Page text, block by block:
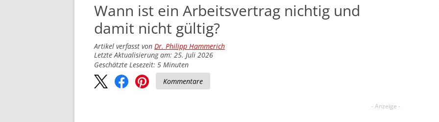
Wann ist ein Arbeitsvertrag nichtig und
damit nicht gültig?
Artikel verfasst von Dr. Philipp Hammerich
Letzte Aktualisierung am: 25. Juli 2026
Geschätzte Lesezeit: 5 Minuten
Kommentare